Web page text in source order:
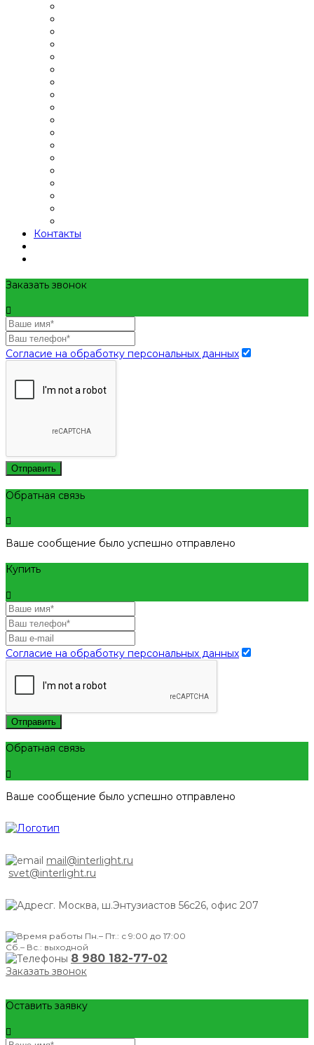
Контакты
Заказать звонок
Согласие на обработку персональных данных
Отправить
Обратная связь
Ваше сообщение было успешно отправлено
Купить
Согласие на обработку персональных данных
Отправить
Обратная связь
Ваше сообщение было успешно отправлено
mail@interlight.ru
svet@interlight.ru
г. Москва, ш.Энтузиастов 56с26, офис 207
Пн.– Пт.: с 9:00 до 17:00
Сб.– Вс.: выходной
8 980 182-77-02
Заказать звонок
Оставить заявку